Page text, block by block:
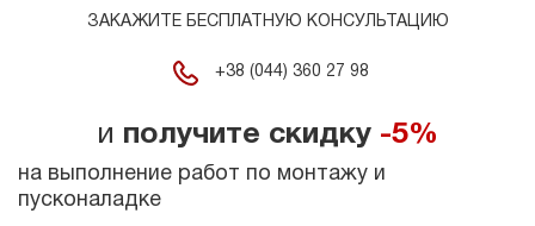
ЗАКАЖИТЕ БЕСПЛАТНУЮ КОНСУЛЬТАЦИЮ
+38 (044) 360 27 98
и получите скидку -5%
на выполнение работ по монтажу и
пусконаладке